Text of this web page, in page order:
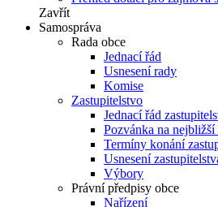
Zavřít
Samospráva
Rada obce
Jednací řád
Usnesení rady
Komise
Zastupitelstvo
Jednací řád
Pozvánka na nejbližší
Termíny konání
Usnesení
Výbory
Právní předpisy obce
Nařízení